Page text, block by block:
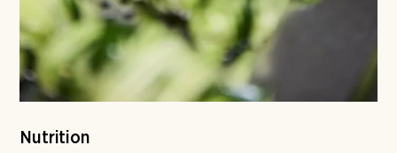
Nutrition